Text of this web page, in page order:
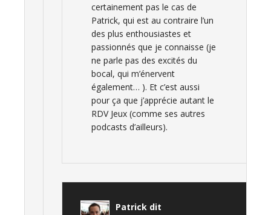
certainement pas le cas de
Patrick, qui est au contraire l’un
des plus enthousiastes et
passionnés que je connaisse (je
ne parle pas des excités du
bocal, qui m’énervent
également… ). Et c’est aussi
pour ça que j’apprécie autant le
RDV Jeux (comme ses autres
podcasts d’ailleurs).
Patrick dit